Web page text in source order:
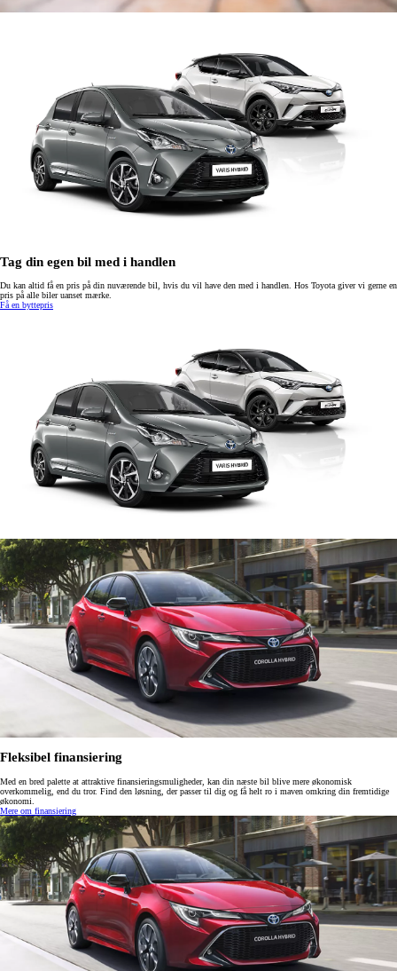
Tag din egen bil med i handlen
Du kan altid få en pris på din nuværende bil, hvis du vil have den med i handlen. Hos Toyota giver vi gerne en
pris på alle biler uanset mærke.
Få en byttepris
Fleksibel finansiering
Med en bred palette at attraktive finansieringsmuligheder, kan din næste bil blive mere økonomisk
overkommelig, end du tror. Find den løsning, der passer til dig og få helt ro i maven omkring din fremtidige
økonomi.
Mere om finansiering